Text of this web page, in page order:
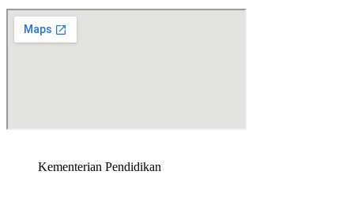
Kementerian Pendidikan